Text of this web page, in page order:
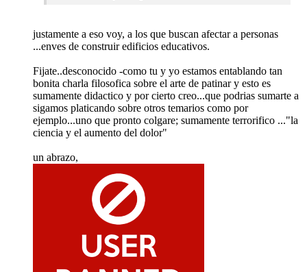
justamente a eso voy, a los que buscan afectar a personas
...enves de construir edificios educativos.
Fijate..desconocido -como tu y yo estamos entablando tan
bonita charla filosofica sobre el arte de patinar y esto es
sumamente didactico y por cierto creo...que podrias sumarte a
sigamos platicando sobre otros temarios como por
ejemplo...uno que pronto colgare; sumamente terrorifico ..."la
ciencia y el aumento del dolor"
un abrazo,